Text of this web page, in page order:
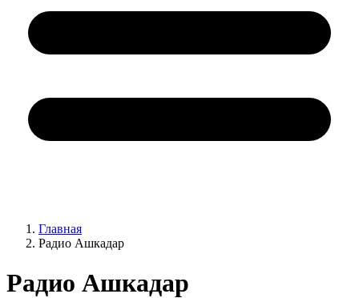
Главная
Радио Ашкадар
Радио Ашкадар